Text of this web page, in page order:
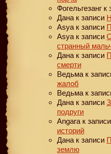
Фогельгезанг к
Дана к записи
Asya к записи
Asya к записи
странный
Дана к записи
смерти
Ведьма к
жалоб
Ведьма к
Дана к записи
подруги
Angara к записи
историй
Дана к записи
землю